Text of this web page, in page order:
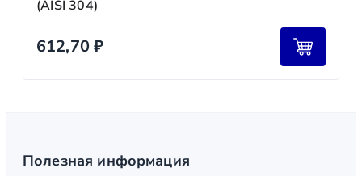
(AISI 304)
612,70₽
Полезная информация